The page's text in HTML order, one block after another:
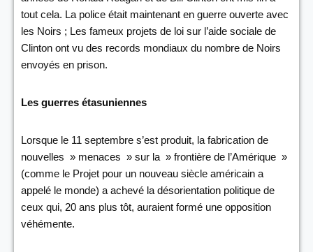
tout cela. La police était maintenant en guerre ouverte avec
les Noirs ; Les fameux projets de loi sur l’aide sociale de
Clinton ont vu des records mondiaux du nombre de Noirs
envoyés en prison.
Les guerres étasuniennes
Lorsque le 11 septembre s’est produit, la fabrication de
nouvelles » menaces » sur la » frontière de l’Amérique »
(comme le Projet pour un nouveau siècle américain a
appelé le monde) a achevé la désorientation politique de
ceux qui, 20 ans plus tôt, auraient formé une opposition
véhémente.